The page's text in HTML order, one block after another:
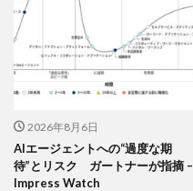
2026年8月6日
AIエージェントへの“過度な期
待”とリスク ガートナーが指摘 –
Impress Watch